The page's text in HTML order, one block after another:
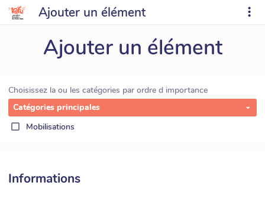
Ajouter un élément
Ajouter un élément
Choisissez la ou les catégories par ordre d importance
Catégories principales
Mobilisations
Informations